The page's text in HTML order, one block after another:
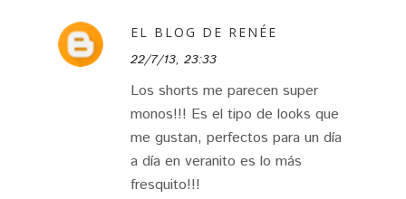
EL BLOG DE RENÉE
22/7/13, 23:33
Los shorts me parecen super
monos!!! Es el tipo de looks que
me gustan, perfectos para un día
a día en veranito es lo más
fresquito!!!